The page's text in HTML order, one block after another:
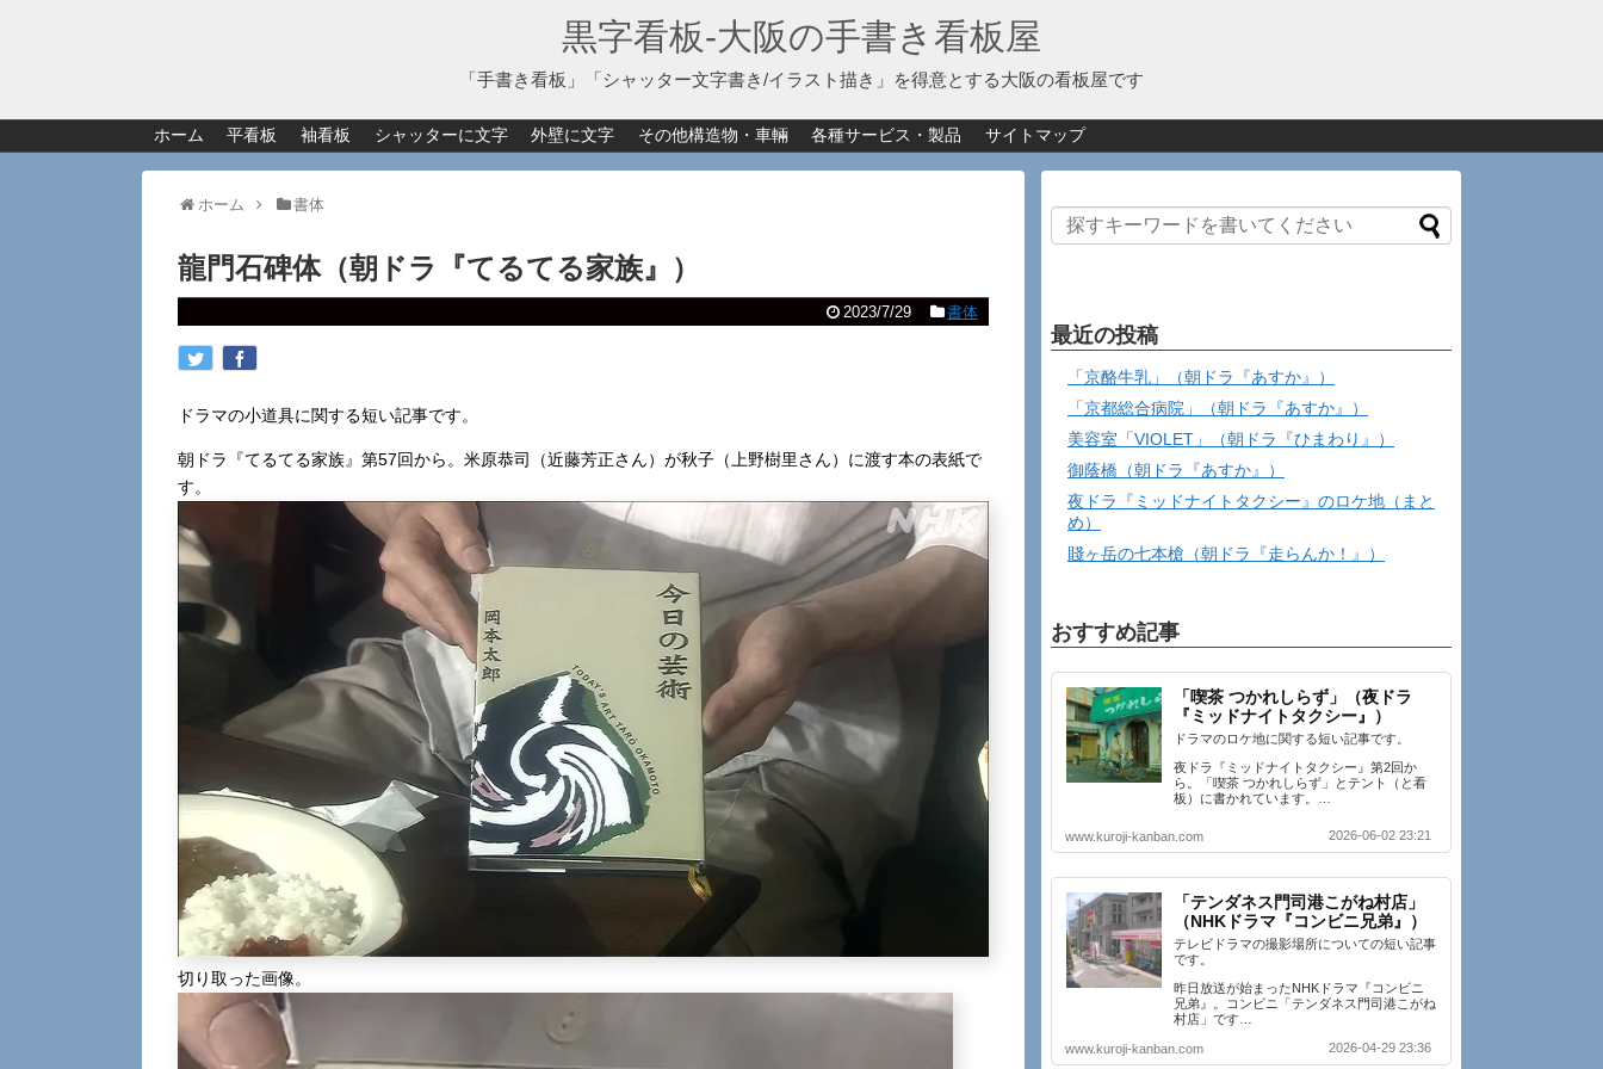
黒字看板‐大阪の手書き看板屋
「手書き看板」「シャッター文字書き/イラスト描き」を得意とする大阪の看板屋です
ホーム 平看板 袖看板 シャッターに文字 外壁に文字 その他構造物・車輛 各種サービス・製品 サイトマップ
ホーム 書体
龍門石碑体（朝ドラ『てるてる家族』）
2023/7/29 書体
ドラマの小道具に関する短い記事です。
朝ドラ『てるてる家族』第57回から。米原恭司（近藤芳正さん）が秋子（上野樹里さん）に渡す本の表紙で
す。
切り取った画像。
最近の投稿
「京酪牛乳」（朝ドラ『あすか』）
「京都総合病院」（朝ドラ『あすか』）
美容室「VIOLET」（朝ドラ『ひまわり』）
御蔭橋（朝ドラ『あすか』）
夜ドラ『ミッドナイトタクシー』のロケ地（まと
め）
賤ヶ岳の七本槍（朝ドラ『走らんか！』）
おすすめ記事
「喫茶 つかれしらず」（夜ドラ
『ミッドナイトタクシー』）
ドラマのロケ地に関する短い記事です。
夜ドラ『ミッドナイトタクシー』第2回か
ら。「喫茶 つかれしらず」とテント（と看
板）に書かれています。…
www.kuroji-kanban.com 2026-06-02 23:21
「テンダネス門司港こがね村店」
（NHKドラマ『コンビニ兄弟』）
テレビドラマの撮影場所についての短い記事
です。
昨日放送が始まったNHKドラマ『コンビニ
兄弟』。コンビニ「テンダネス門司港こがね
村店」です…
www.kuroji-kanban.com 2026-04-29 23:36